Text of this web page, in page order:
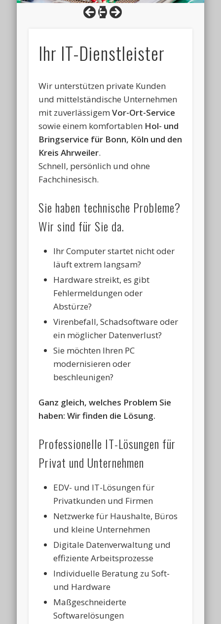
Ihr IT-Dienstleister
Wir unterstützen private Kunden
und mittelständische Unternehmen
mit zuverlässigemVor-Ort-Service
sowie einem komfortablen Hol- und
Bringservice für Bonn, Köln und den
Kreis Ahrweiler.
Schnell, persönlich und ohne
Fachchinesisch.
Sie haben technische Probleme?
Wir sind für Sie da.
Ihr Computer startet nicht oder
läuft extrem langsam?
Hardware streikt, es gibt
Fehlermeldungen oder
Abstürze?
Virenbefall, Schadsoftware oder
ein möglicher Datenverlust?
Sie möchten Ihren PC
modernisieren oder
beschleunigen?
Ganz gleich, welches Problem Sie
haben: Wir finden die Lösung.
Professionelle IT-Lösungen für
Privat und Unternehmen
EDV- und IT-Lösungen für
Privatkunden und Firmen
Netzwerke für Haushalte, Büros
und kleine Unternehmen
Digitale Datenverwaltung und
effiziente Arbeitsprozesse
Individuelle Beratung zu Soft-
und Hardware
Maßgeschneiderte
Softwarelösungen